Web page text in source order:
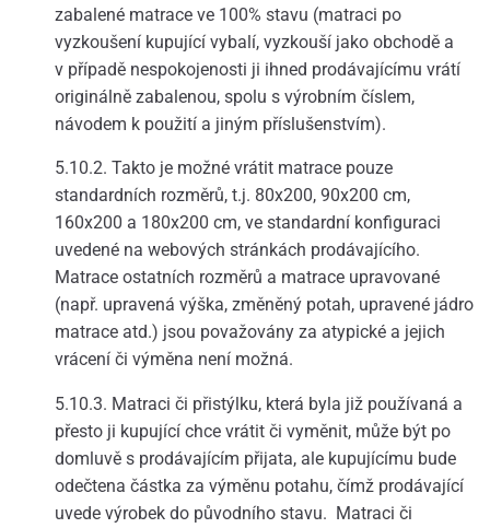
zabalené matrace ve 100% stavu (matraci po
vyzkoušení kupující vybalí, vyzkouší jako obchodě a
v případě nespokojenosti ji ihned prodávajícímu vrátí
originálně zabalenou, spolu s výrobním číslem,
návodem k použití a jiným příslušenstvím).
5.10.2. Takto je možné vrátit matrace pouze
standardních rozměrů, t.j. 80x200, 90x200 cm,
160x200 a 180x200 cm, ve standardní konfiguraci
uvedené na webových stránkách prodávajícího.
Matrace ostatních rozměrů a matrace upravované
(např. upravená výška, změněný potah, upravené jádro
matrace atd.) jsou považovány za atypické a jejich
vrácení či výměna není možná.
5.10.3. Matraci či přistýlku, která byla již používaná a
přesto ji kupující chce vrátit či vyměnit, může být po
domluvě s prodávajícím přijata, ale kupujícímu bude
odečtena částka za výměnu potahu, čímž prodávající
uvede výrobek do původního stavu. Matraci či